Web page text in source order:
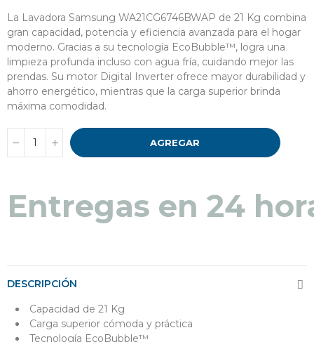
La Lavadora Samsung WA21CG6746BWAP de 21 Kg combina
gran capacidad, potencia y eficiencia avanzada para el hogar
moderno. Gracias a su tecnología EcoBubble™, logra una
limpieza profunda incluso con agua fría, cuidando mejor las
prendas. Su motor Digital Inverter ofrece mayor durabilidad y
ahorro energético, mientras que la carga superior brinda
máxima comodidad.
AGREGAR
Entregas en 24
DESCRIPCIÓN
Capacidad de 21 Kg
Carga superior cómoda y práctica
Tecnología EcoBubble™